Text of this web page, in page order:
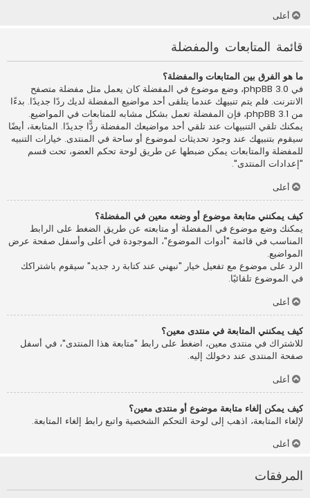
أعلى
قائمة المتابعات والمفضلة
ما هو الفرق بين المتابعات والمفضلة؟
في phpBB 3.0، وضع موضوع في المفضلة كان يعمل مثل مفضلة متصفح
الانترنت. فلم يتم تنبيهك عندما يتلقى أحد مواضيع المفضلة لديك ردًا جديدًا. بدءًا
من phpBB 3.1، فإن المفضلة تعمل بشكل مشابه للمتابعات في المواضيع.
يمكنك تلقي التنبيهات عند تلقي أحد مواضيعك المفضلة ردًّا جديدًا. المتابعة، أيضًا
سيقوم بتنبيهك عند وجود تحديثات لموضوع أو ساحة في المنتدى. خيارات التنبيه
للمفضلة والمتابعات يمكن ضبطها عن طريق لوحة تحكم العضو، تحت قسم
"إعدادات المنتدى".
أعلى
كيف يمكنني متابعة موضوع أو وضعه معين في المفضلة؟
يمكنك وضع موضوع في المفضلة أو متابعته عن طريق الضغط على الرابط
المناسب في قائمة "أدوات الموضوع"، الموجودة في أعلى وأسفل صفحة عرض
المواضيع.
الرد على موضوع مع تفعيل خيار "نبهني عند كتابة رد جديد" سيقوم باشتراكك
في الموضوع تلقائيًا.
أعلى
كيف يمكنني المتابعة في منتدى معين؟
للاشتراك في منتدى معين، اضغط على رابط "متابعة هذا المنتدى"، في أسفل
صفحة المنتدى عند دخولك إليه.
أعلى
كيف يمكن إلغاء متابعة موضوع أو منتدى معين؟
لإلغاء المتابعة، اذهب إلى لوحة التحكم الشخصية واتبع رابط إلغاء المتابعة.
أعلى
المرفقات